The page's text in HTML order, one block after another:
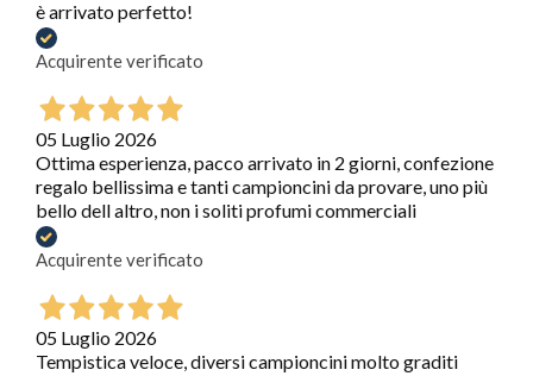
è arrivato perfetto!
Acquirente verificato
05 Luglio 2026
Ottima esperienza, pacco arrivato in 2 giorni, confezione
regalo bellissima e tanti campioncini da provare, uno più
bello dell altro, non i soliti profumi commerciali
Acquirente verificato
05 Luglio 2026
Tempistica veloce, diversi campioncini molto graditi